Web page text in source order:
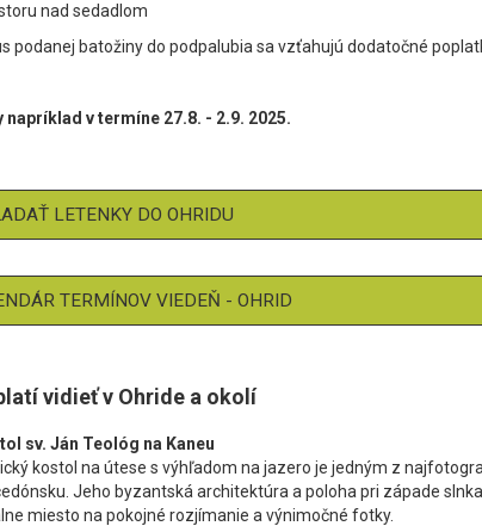
nad sedadlom
podanej batožiny do podpalubia sa vzťahujú dodatočné
v termíne 27.8. - 2.9. 2025.
LETENKY DO OHRIDU
TERMÍNOV VIEDEŇ - OHRID
vidieť v Ohride a okolí
sv. Ján Teológ na Kaneu
kostol na útese s výhľadom na jazero je jedným z
Jeho byzantská architektúra a poloha pri západe
miesto na pokojné rozjímanie a výnimočné fotky.